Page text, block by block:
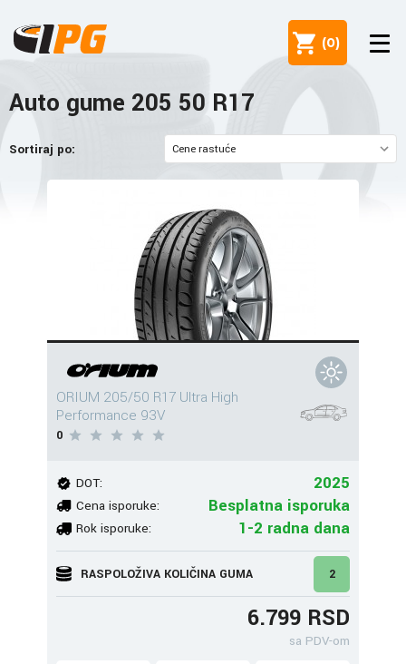
(0)
Auto gume 205 50 R17
Sortiraj po:
ORIUM 205/50 R17 Ultra High
Performance 93V
0
DOT: 2025
Cena isporuke: Besplatna isporuka
Rok isporuke: 1-2 radna dana
RASPOLOŽIVA KOLIČINA GUMA 2
6.799 RSD
sa PDV-om